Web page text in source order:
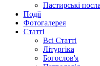
Пастирські
Події
Фотогалерея
Статті
Всі Статті
Літургіка
Богослов'я